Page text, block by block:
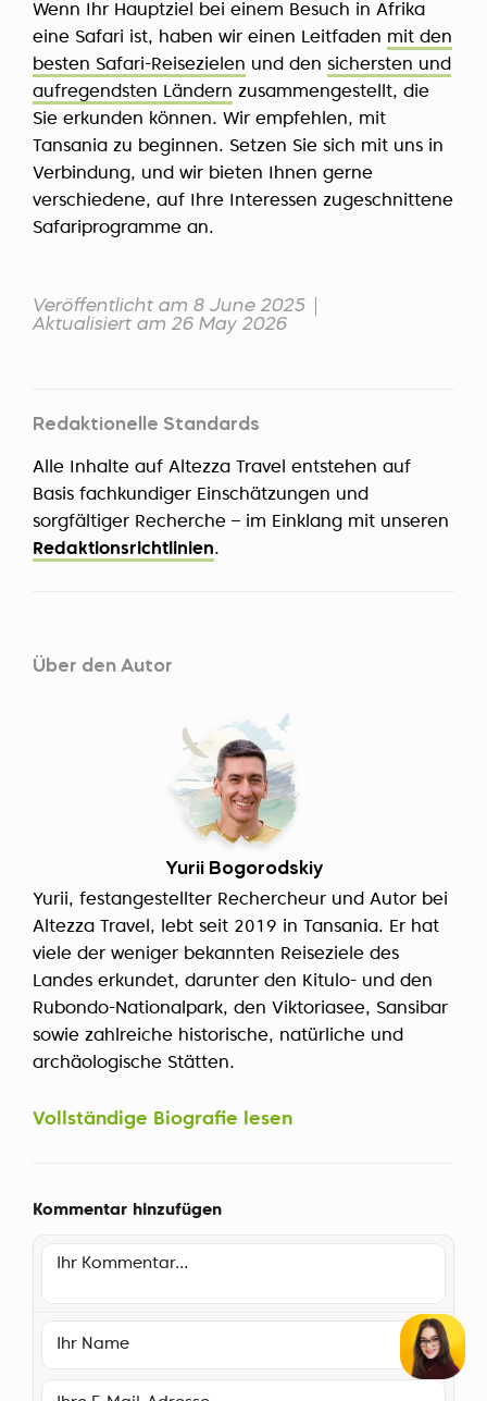
Wenn Ihr Hauptziel bei einem Besuch in Afrika
eine Safari ist, haben wir einen Leitfaden mit den
besten Safari-Reisezielen und den sichersten und
aufregendsten Ländern zusammengestellt, die
Sie erkunden können. Wir empfehlen, mit
Tansania zu beginnen. Setzen Sie sich mit uns in
Verbindung, und wir bieten Ihnen gerne
verschiedene, auf Ihre Interessen zugeschnittene
Safariprogramme an.
Veröffentlicht am 8 June 2025
Aktualisiert am 26 May 2026
Redaktionelle Standards
Alle Inhalte auf Altezza Travel entstehen auf
Basis fachkundiger Einschätzungen und
sorgfältiger Recherche – im Einklang mit unseren
Redaktionsrichtlinien.
Über den Autor
Yurii Bogorodskiy
Yurii, festangestellter Rechercheur und Autor bei
Altezza Travel, lebt seit 2019 in Tansania. Er hat
viele der weniger bekannten Reiseziele des
Landes erkundet, darunter den Kitulo- und den
Rubondo-Nationalpark, den Viktoriasee, Sansibar
sowie zahlreiche historische, natürliche und
archäologische Stätten.
Vollständige Biografie lesen
Kommentar hinzufügen